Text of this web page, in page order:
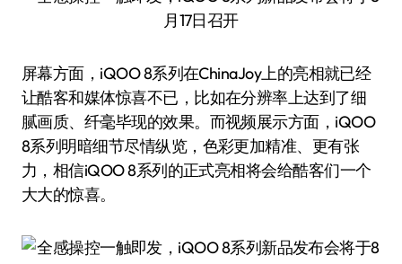
屏幕方面，iQOO 8系列在ChinaJoy上的亮相就已经
让酷客和媒体惊喜不已，比如在分辨率上达到了细
腻画质、纤毫毕现的效果。而视频展示方面，iQOO
8系列明暗细节尽情纵览，色彩更加精准、更有张
力，相信iQOO 8系列的正式亮相将会给酷客们一个
大大的惊喜。